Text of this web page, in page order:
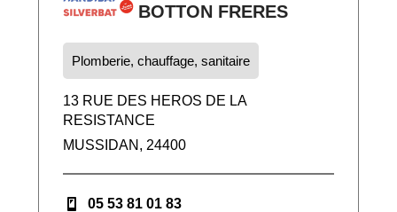
BOTTON FRERES
Plomberie, chauffage, sanitaire
13 RUE DES HEROS DE LA
RESISTANCE
MUSSIDAN, 24400
05 53 81 01 83